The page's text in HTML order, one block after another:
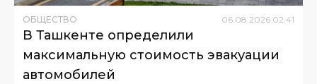
ОБЩЕСТВО 06.08.2026 02:41
В Ташкенте определили
максимальную стоимость эвакуации
автомобилей